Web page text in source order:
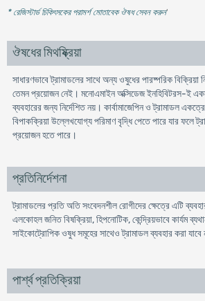
* রেজিস্টার্ড চিকিৎসকের পরামর্শ মোতাবেক ঔষধ সেবন করুন'
ঔষধের মিথষ্ক্রিয়া
সাধারণভাবে ট্রামাডলের সাথে অন্য ওষুধের পারষ্পরিক
তেমন প্রয়োজন নেই। মনোএমাইন অক্সিডেজ ইনহিবিটরস-ই
ব্যবহারের জন্য নির্দেশিত নয়। কার্বামাজেপিন ও ট্রামাডল
বিপাকক্রিয়া উল্লেখযোগ্য পরিমাণ বৃদ্ধি পেতে পারে যার ফলে
প্রয়োজন হতে পারে।
প্রতিনির্দেশনা
ট্রামাডলের প্রতি অতি সংবেদনশীল রোগীদের ক্ষেত্রে এটি
এলকোহল জনিত বিষক্রিয়া, হিপনোটিক, কেন্দ্রিয়ভাবে কার্যম
সাইকোট্রোপিক ওষুধ সমূহের সাথেও ট্রামাডল ব্যবহার করা যাবে
পার্শ্ব প্রতিক্রিয়া